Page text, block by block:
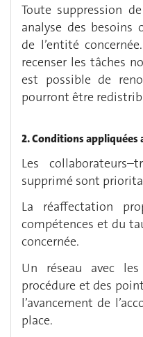
Toute suppression
analyse des besoins
de l’entité
recenser les tâches
est possible de
pourront être
2. Conditions appliquées
Les
supprimé sont
La réaffectation
compétences et du
concernée.
Un réseau avec
procédure et des
l’avancement de
place.